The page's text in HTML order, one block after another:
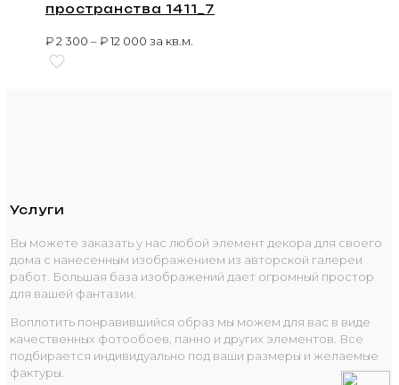
пространства 1411_7
₽2 300 –₽12 000 за кв.м.
Услуги
Вы можете заказать у нас любой элемент декора для своего
дома с нанесенным изображением из авторской галереи
работ. Большая база изображений дает огромный простор
для вашей фантазии.
Воплотить понравившийся образ мы можем для вас в виде
качественных фотообоев, панно и других элементов. Все
подбирается индивидуально под ваши размеры и желаемые
фактуры.